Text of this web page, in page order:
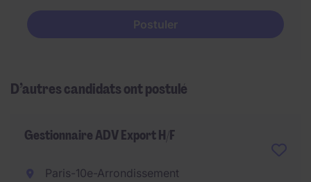
Postuler
D’autres candidats ont postulé
Gestionnaire ADV Export H/F
Paris-10e-Arrondissement